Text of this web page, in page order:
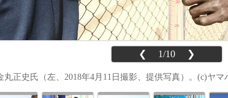
❮ 1/10 ❯
丸正史氏（左、2018年4月11日撮影、提供写真）。(c)ヤマ